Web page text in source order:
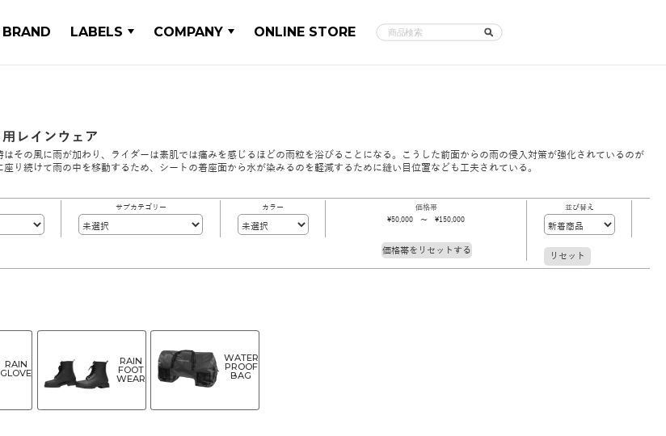
BRAND LABELS COMPANY ONLINE STORE
レインウェア
その風に雨が加わり、ライダーは素肌では痛みを感じるほどの雨粒を浴びることになる。こうした前面からの雨の侵入対策が強化されているのが
り続けて雨の中を移動するため、シートの着座面から水が染みるのを軽減するために縫い目位置なども工夫されている。
サブカテゴリー カラー
価格帯
\50,000 ～ \150,000
価格帯をリセットする
並び替え
リセット
RAIN
GLOVE
RAIN
FOOT
WEAR
WATER
PROOF
BAG